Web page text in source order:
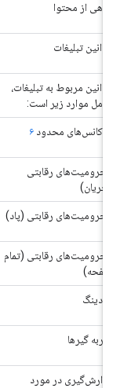
آگاهی از محتوا
قوانین تبلیغات
قوانین مربوط به تبلیغات،
شامل موارد زیر است:
فرکانس‌های محدود۶
محرومیت‌های رقابتی
(جریان)
محرومیت‌های رقابتی (پاد)
محرومیت‌های رقابتی (تمام
صفحه)
پودینگ
ضربه گیرها
گزارش‌گیری در مورد